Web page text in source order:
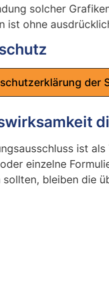
solcher
ist ohne
der
ist
einzelne
bleiben die